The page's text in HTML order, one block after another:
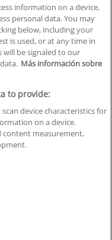
information on a device,
personal data. You may
below, including your
is used, or at any time in
will be signaled to our
Más información sobre
to provide:
device characteristics for
on a device.
content measurement,